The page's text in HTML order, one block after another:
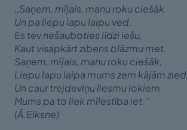
,,Saņem, mīļais, manu roku ciešāk
Un pa liepu lapu laipu ved.
Es tev nešauboties līdzi iešu,
Kaut visapkārt zibens blāzmu met.
Saņem, mīļais, manu roku ciešāk,
Liepu lapu laipa mums zem kājām zied
Un caur trejdeviņu liesmu lokiem
Mums pa to liek mīlestība iet.’’
(Ā.Elksne)